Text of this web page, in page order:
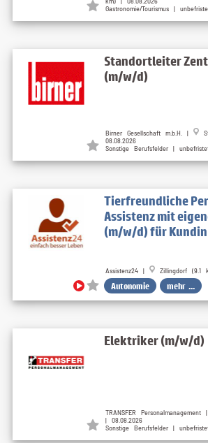
Gastronomie/Tourismus |
Standortleiter
(m/w/d)
Birner Gesellschaft m.b.H. |
08.08.2026
Sonstige Berufsfelder |
Tierfreundliche
Assistenz mit
(m/w/d) für
Assistenz24 | Zillingdorf (9.1
Autonomie mehr ...
Elektriker (m/w/d)
TRANSFER Personalmanagement |
| 08.08.2026
Sonstige Berufsfelder |